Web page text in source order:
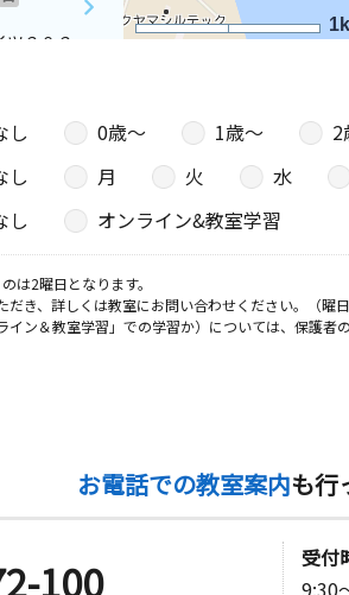
２０２
日
０１号
ズ一の
し 0歳〜 1歳〜 2
し
月 火 水
し
オンライン&教室学習
は2曜日となります。
き、詳しくは教室にお問い合わせください。（曜
ン＆教室学習」での学習か）については、保護者
お電話での教室案内も行
100
受付
9:30